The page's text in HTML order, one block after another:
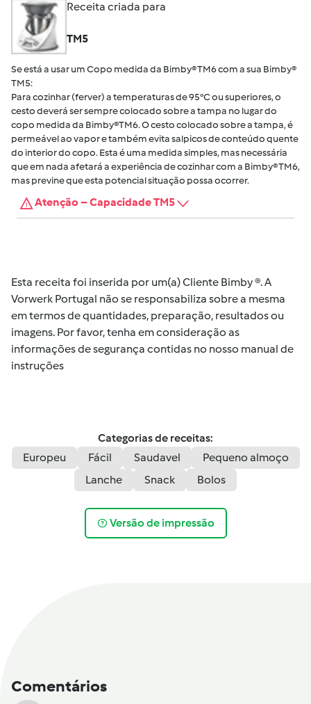
Receita criada para
TM5
Se está a usar um Copo medida da Bimby® TM6 com a sua Bimby®
TM5:
Para cozinhar (ferver) a temperaturas de 95°C ou superiores, o
cesto deverá ser sempre colocado sobre a tampa no lugar do
copo medida da Bimby®TM6. O cesto colocado sobre a tampa, é
permeável ao vapor e também evita salpicos de conteúdo quente
do interior do copo. Esta é uma medida simples, mas necessária
que em nada afetará a experiência de cozinhar com a Bimby® TM6,
mas previne que esta potencial situação possa ocorrer.
Atenção – Capacidade TM5
Esta receita foi inserida por um(a) Cliente Bimby ®. A
Vorwerk Portugal não se responsabiliza sobre a mesma
em termos de quantidades, preparação, resultados ou
imagens. Por favor, tenha em consideração as
informações de segurança contidas no nosso manual de
instruções
Categorias de receitas:
Europeu
Fácil Saudavel
Pequeno almoço
Lanche
Snack Bolos
Versão de impressão
Comentários